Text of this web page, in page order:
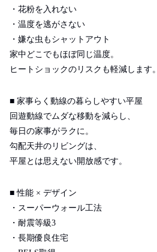
・花粉を入れない
・温度を逃がさない
・嫌な虫もシャットアウト
家中どこでもほぼ同じ温度。
ヒートショックのリスクも軽減します。
■ 家事らく動線の暮らしやすい平屋
回遊動線でムダな移動を減らし、
毎日の家事がラクに。
勾配天井のリビングは、
平屋とは思えない開放感です。
■性能 × デザイン
・スーパーウォール工法
・耐震等級3
・長期優良住宅